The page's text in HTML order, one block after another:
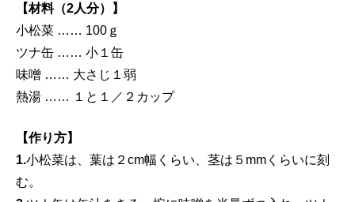
【材料（2人分）】
小松菜 …… 100ｇ
ツナ缶 …… 小１缶
味噌 …… 大さじ１弱
熱湯 …… １と１／２カップ
【作り方】
1.小松菜は、葉は２cm幅くらい、茎は５mmくらいに刻
む。